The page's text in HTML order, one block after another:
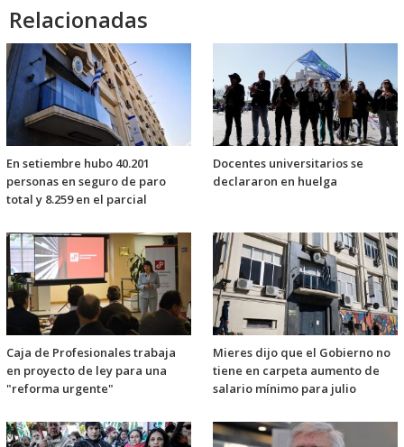
Relacionadas
En setiembre hubo 40.201
personas en seguro de paro
total y 8.259 en el parcial
Docentes universitarios se
declararon en huelga
Caja de Profesionales trabaja
en proyecto de ley para una
"reforma urgente"
Mieres dijo que el Gobierno no
tiene en carpeta aumento de
salario mínimo para julio